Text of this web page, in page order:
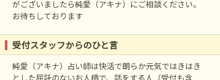
がございましたら純愛（アキナ）にご相談ください。
お待ちしております
受付スタッフからのひと言
純愛（アキナ）占い師は快活で朗らか元気ではきはき
とした屈託のないお人柄で、話をする人（受付も含